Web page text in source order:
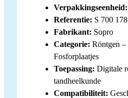
Verpakkingseenheid:
Referentie: S 700 178
Fabrikant: Sopro
Categorie: Röntgen –
Fosforplaatjes
Toepassing: Digitale
tandheelkunde
Compatibiliteit: